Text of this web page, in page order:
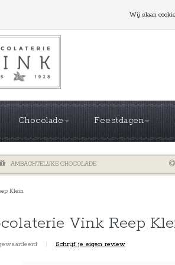
OPLAGES NODIG? NEEM CONTACT MET
Chocolade Feestdagen
AMBACHTELIJKE CHOCOLADE
Klein
Vink Reep
| Schrijf je eigen review
Wij slaan